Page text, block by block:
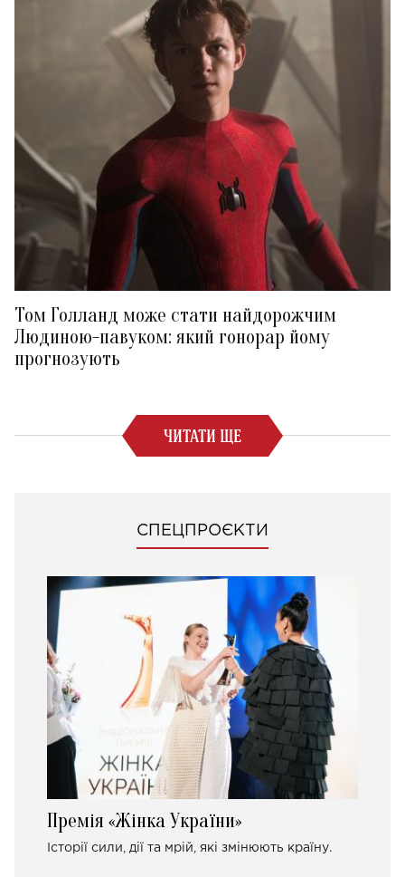
Том Голланд може стати найдорожчим
Людиною-павуком: який гонорар йому
прогнозують
ЧИТАТИ ЩЕ
СПЕЦПРОЄКТИ
Премія «Жінка України»
Історії сили, дії та мрій, які змінюють країну.